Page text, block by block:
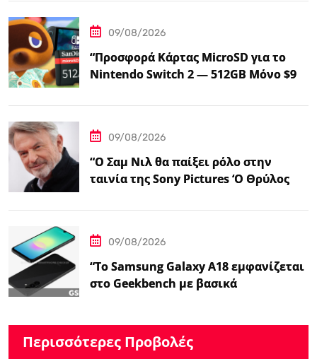
09/08/2026
“Προσφορά Κάρτας MicroSD για το
Nintendo Switch 2 — 512GB Μόνο $98
09/08/2026
“Ο Σαμ Νιλ θα παίξει ρόλο στην
ταινία της Sony Pictures ‘Ο Θρύλος
09/08/2026
“Το Samsung Galaxy A18 εμφανίζεται
στο Geekbench με βασικά
Περισσότερες Προβολές